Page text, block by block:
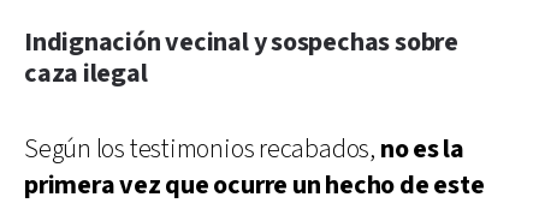
Indignación vecinal y sospechas sobre
caza ilegal
Según los testimonios recabados, no es la
primera vez que ocurre un hecho de este